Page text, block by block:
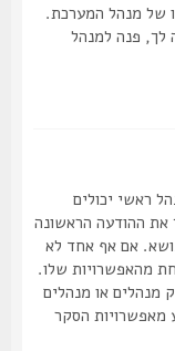
מנהל המערכת.
למנהל
יכולים
הראשונה
אם אף אחד לא
שלו.
או מנהלים
הסקר